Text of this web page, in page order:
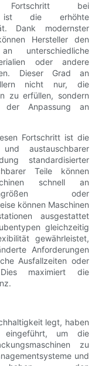
bei
ist die erhöhte
Dank modernster
Hersteller den
unterschiedliche
oder andere
Dieser Grad an
nicht nur, die
zu erfüllen, sondern
Anpassung an
Fortschritt ist die
austauschbarer
standardisierter
Teile können
schnell an
oder
können Maschinen
ausgestattet
gleichzeitig
gewährleistet,
Anforderungen
Ausfallzeiten oder
maximiert die
legt, haben
eingeführt, um die
zu
und